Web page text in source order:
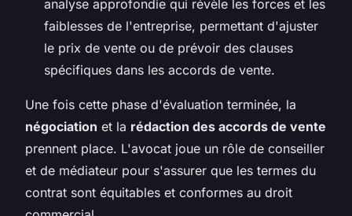
analyse approfondie qui révèle les forces et les
faiblesses de l'entreprise, permettant d'ajuster
le prix de vente ou de prévoir des clauses
spécifiques dans les accords de vente.
Une fois cette phase d'évaluation terminée, la
négociation et la rédaction des accords de vente
prennent place. L'avocat joue un rôle de conseiller
et de médiateur pour s'assurer que les termes du
contrat sont équitables et conformes au droit